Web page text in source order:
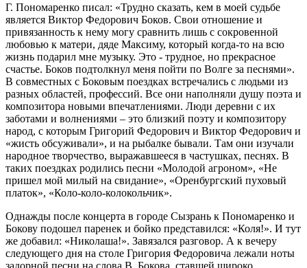
Г. Пономаренко писал: «Трудно сказать, кем в моей судьбе
является Виктор Федорович Боков. Свои отношение и
привязанность к нему могу сравнить лишь с сокровенной
любовью к матери, дяде Максиму, который когда-то на всю
жизнь подарил мне музыку. Это - трудное, но прекрасное
счастье. Боков подтолкнул меня пойти по Волге за песнями».
В совместных с Боковым поездках встречались с людьми из
разных областей, профессий. Все они наполняли душу поэта и
композитора новыми впечатлениями. Люди деревни с их
заботами и волнениями – это близкий поэту и композитору
народ, с которым Григорий Федорович и Виктор Федорович и
«жисть обсуживали», и на рыбалке бывали. Там они изучали
народное творчество, выражавшееся в частушках, песнях. В
таких поездках родились песни «Молодой агроном», «Не
пришел мой милый на свидание», «Оренбургский пуховый
платок», «Коло-коло-колокольчик».
Однажды после концерта в городе Сызрань к Пономаренко и
Бокову подошел паренек и бойко представился: «Коля!». И тут
же добавил: «Николаша!». Завязался разговор. А к вечеру
следующего дня на столе Григория Федоровича лежали ноты
задорной песни на слова В. Бокова, ставшей широко